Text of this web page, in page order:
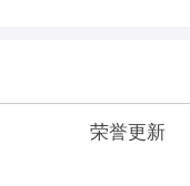
荣誉更新